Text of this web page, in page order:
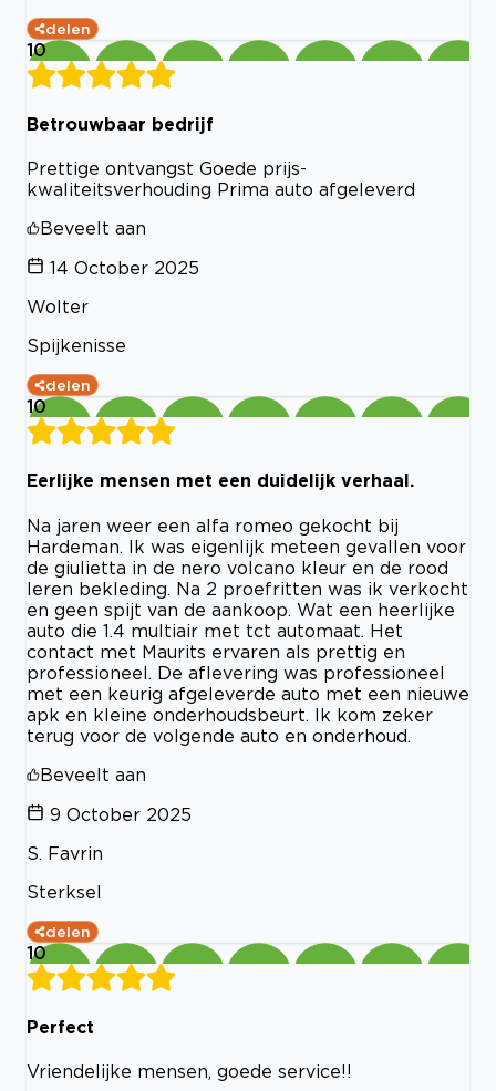
delen
10
Betrouwbaar bedrijf
Prettige ontvangst Goede prijs-
kwaliteitsverhouding Prima auto afgeleverd
Beveelt aan
14 October 2025
Wolter
Spijkenisse
delen
10
Eerlijke mensen met een duidelijk verhaal.
Na jaren weer een alfa romeo gekocht bij
Hardeman. Ik was eigenlijk meteen gevallen voor
de giulietta in de nero volcano kleur en de rood
leren bekleding. Na 2 proefritten was ik verkocht
en geen spijt van de aankoop. Wat een heerlijke
auto die 1.4 multiair met tct automaat. Het
contact met Maurits ervaren als prettig en
professioneel. De aflevering was professioneel
met een keurig afgeleverde auto met een nieuwe
apk en kleine onderhoudsbeurt. Ik kom zeker
terug voor de volgende auto en onderhoud.
Beveelt aan
9 October 2025
S. Favrin
Sterksel
delen
10
Perfect
Vriendelijke mensen, goede service!!